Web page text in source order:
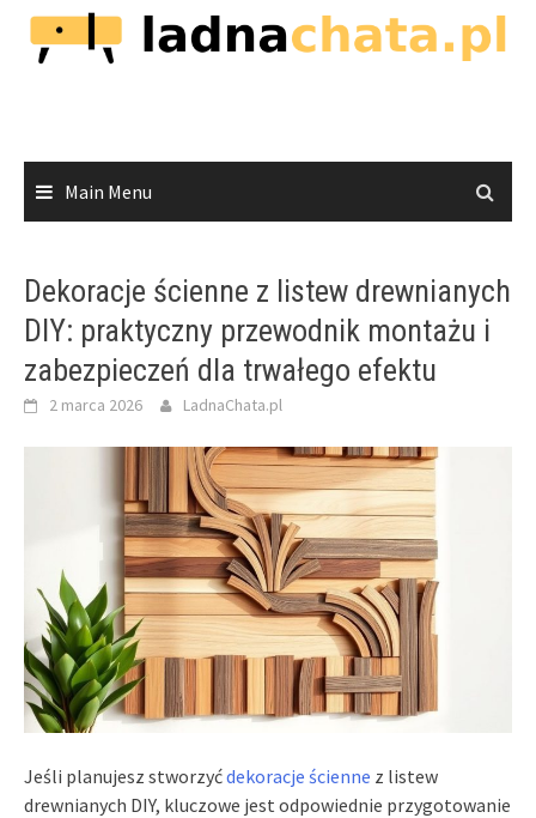
Skip
content
Main Menu
Dekoracje ścienne z listew drewnianych
DIY: praktyczny przewodnik montażu i
zabezpieczeń dla trwałego efektu
2 marca 2026 LadnaChata.pl
Jeśli planujesz stworzyćdekoracje ścienne z listew
drewnianych DIY, kluczowe jest odpowiednie przygotowanie